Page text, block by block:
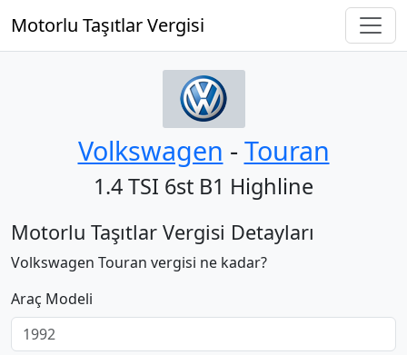
Motorlu Taşıtlar Vergisi
Volkswagen ‐ Touran
1.4 TSI 6st B1 Highline
Motorlu Taşıtlar Vergisi Detayları
Volkswagen Touran vergisi ne kadar?
Araç Modeli